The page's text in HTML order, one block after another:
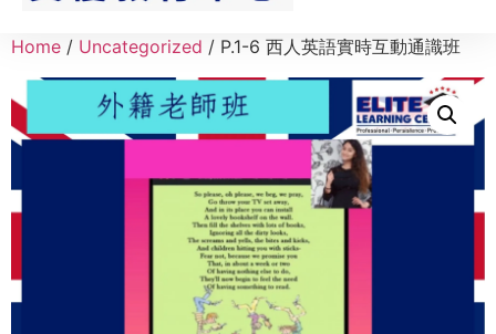
Home / Uncategorized / P.1-6 西人英語實時互動通識班